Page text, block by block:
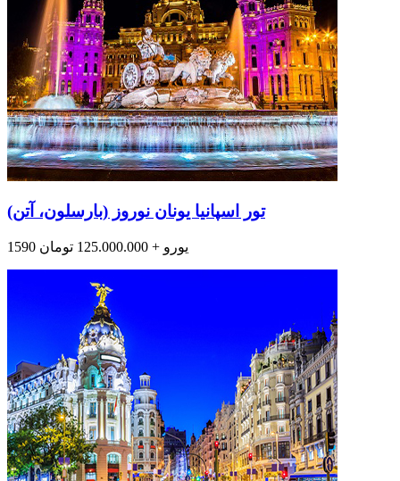
تور اسپانیا یونان نوروز (بارسلون، آتن)
1590 یورو + 125.000.000 تومان